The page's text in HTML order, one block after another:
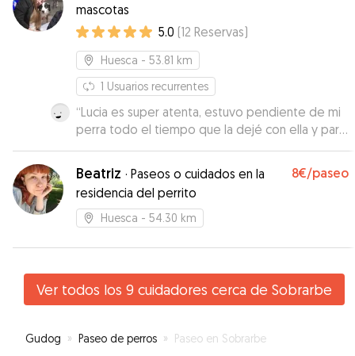
mascotas
5.0 (12 Reservas)
Huesca - 53.81 km
1 Usuarios recurrentes
“Lucia es super atenta, estuvo pendiente de mi
perra todo el tiempo que la dejé con ella y para
cuadrar horarios sin problemas.”
Beatriz · Paseos o cuidados en la
residencia del perrito
8€/paseo
Huesca - 54.30 km
Ver todos los 9 cuidadores cerca de Sobrarbe
Gudog » Paseo de perros » Paseo en Sobrarbe